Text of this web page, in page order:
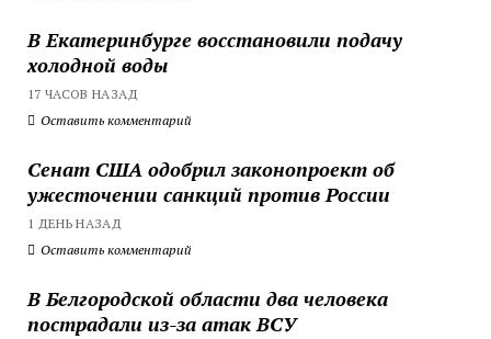
В Екатеринбурге восстановили подачу
холодной воды
17 ЧАСОВ НАЗАД
Оставить комментарий
Сенат США одобрил законопроект об
ужесточении санкций против России
1 ДЕНЬ НАЗАД
Оставить комментарий
В Белгородской области два человека
пострадали из-за атак ВСУ